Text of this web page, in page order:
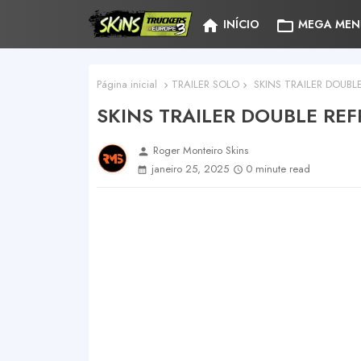
home INÍCIO folder_open MEGA
Página inicial TRAILER SOLO SKINS TRAILER
SKINS TRAILER DOUBLE
person Roger Monteiro Skins
janeiro 25, 2025
0 minute read